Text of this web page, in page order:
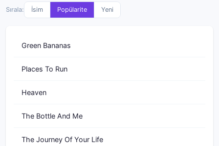
Sırala: İsim Popülarite Yeni
Green Bananas
Places To Run
Heaven
The Bottle And Me
The Journey Of Your Life